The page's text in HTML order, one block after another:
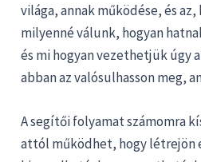
világa, annak működése, és
milyenné válunk, hogyan
és mi hogyan vezethetjük úgy
abban az valósulhasson meg,
A segítői folyamat számomra
attól működhet, hogy létrejön